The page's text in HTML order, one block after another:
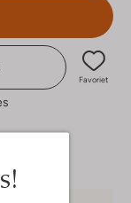
Favoriet